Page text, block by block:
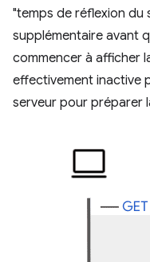
"temps de réflexion du
supplémentaire avant
commencer à afficher
effectivement inactive
serveur pour préparer